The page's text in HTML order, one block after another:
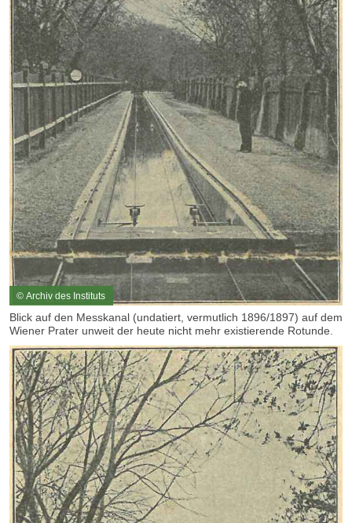
© Archiv des Instituts
Blick auf den Messkanal (undatiert, vermutlich 1896/1897) auf dem
Wiener Prater unweit der heute nicht mehr existierende Rotunde.